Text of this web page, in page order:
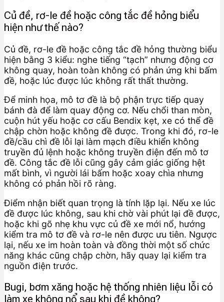
Củ đề, rơ-le đề hoặc công tắc đề hỏng biểu
hiện như thế nào?
Củ đề, rơ-le đề hoặc công tắc đề hỏng thường biểu
hiện bằng 3 kiểu: nghe tiếng “tạch” nhưng động cơ
không quay, hoàn toàn không có phản ứng khi bấm
đề, hoặc lúc được lúc không rất thất thường.
Để minh họa, mô tơ đề là bộ phận trực tiếp quay
bánh đà để làm quay động cơ. Nếu chổi than mòn,
cuộn hút yếu hoặc cơ cấu Bendix kẹt, xe có thể đề
chập chờn hoặc không đề được. Trong khi đó, rơ-le
đề/cầu chì đề lỗi lại làm mạch điều khiển không
truyền đủ lệnh hoặc không truyền điện đến mô tơ
đề. Công tắc đề lỗi cũng gây cảm giác giống hệt
mất bình, vì người lái bấm hoặc xoay chìa nhưng
không có phản hồi rõ ràng.
Điểm nhận biết quan trọng là tính lặp lại. Nếu xe lúc
đề được lúc không, sau khi chờ vài phút lại đề được,
hoặc khi gõ nhẹ khu vực củ đề xe mới nổ, hướng
kiểm tra mô tơ đề và rơ-le nên được ưu tiên. Ngược
lại, nếu xe im hoàn toàn và đồng thời một số chức
năng khác cũng chập chờn, hãy quay lại kiểm tra
nguồn điện trước.
Bugi, bơm xăng hoặc hệ thống nhiên liệu lỗi có
làm xe không nổ sau khi đề không?